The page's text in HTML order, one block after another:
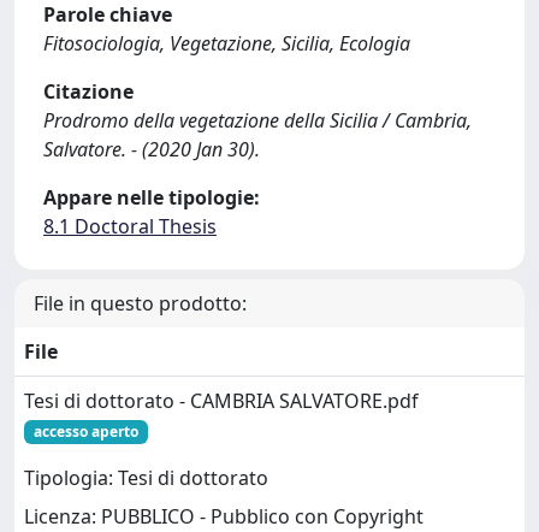
Parole chiave
Fitosociologia, Vegetazione, Sicilia, Ecologia
Citazione
Prodromo della vegetazione della Sicilia / Cambria,
Salvatore. - (2020 Jan 30).
Appare nelle tipologie:
8.1 Doctoral Thesis
File in questo prodotto:
File
Tesi di dottorato - CAMBRIA SALVATORE.pdf
accesso aperto
Tipologia: Tesi di dottorato
Licenza: PUBBLICO - Pubblico con Copyright